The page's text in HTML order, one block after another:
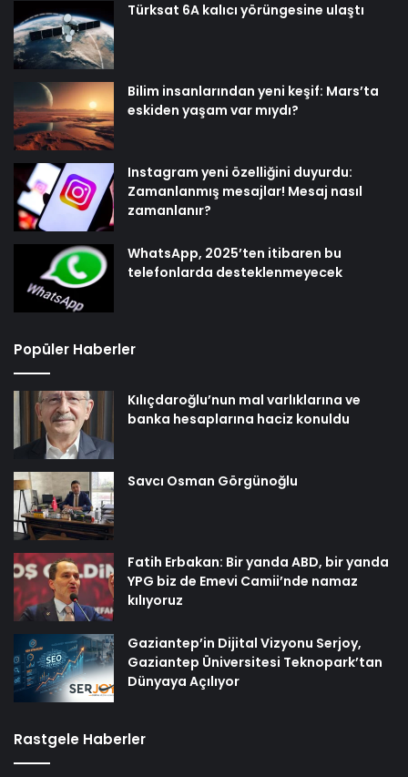
Türksat 6A kalıcı yörüngesine ulaştı
Bilim insanlarından yeni keşif: Mars’ta
eskiden yaşam var mıydı?
Instagram yeni özelliğini duyurdu:
Zamanlanmış mesajlar! Mesaj nasıl
zamanlanır?
WhatsApp, 2025’ten itibaren bu
telefonlarda desteklenmeyecek
Popüler Haberler
Kılıçdaroğlu’nun mal varlıklarına ve
banka hesaplarına haciz konuldu
Savcı Osman Görgünoğlu
Fatih Erbakan: Bir yanda ABD, bir yanda
YPG biz de Emevi Camii’nde namaz
kılıyoruz
Gaziantep’in Dijital Vizyonu Serjoy,
Gaziantep Üniversitesi Teknopark’tan
Dünyaya Açılıyor
Rastgele Haberler